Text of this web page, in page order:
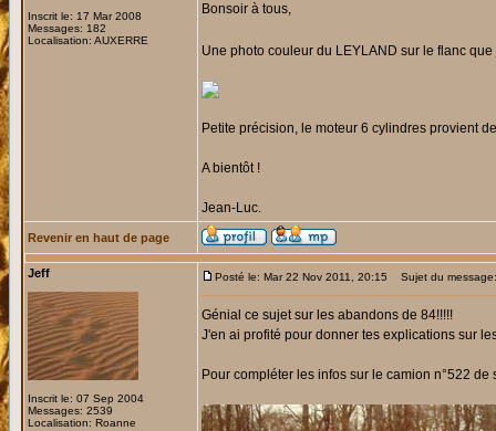
Inscrit le: 17 Mar 2008
Messages: 182
Localisation: AUXERRE
Bonsoir à tous,
Une photo couleur du LEYLAND sur le flanc
Petite précision, le moteur 6 cylindres provient
A bientôt !
Jean-Luc.
Revenir en haut de page
Jeff
Inscrit le: 07 Sep 2004
Messages: 2539
Localisation: Roanne
Posté le: Mar 22 Nov 2011, 20:15 Sujet du message:
Génial ce sujet sur les abandons de 84!!!!!
J'en ai profité pour donner tes explications sur
Pour compléter les infos sur le camion n°522